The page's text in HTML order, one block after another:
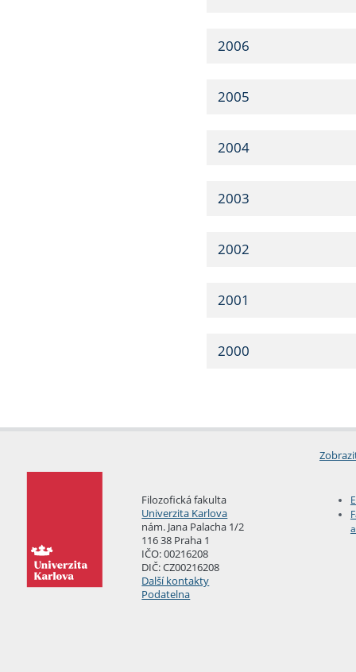
2006
2005
2004
2003
2002
2001
2000
Filozofická fakulta
Univerzita Karlova
nám. Jana Palacha 1/2
116 38 Praha 1
IČO: 00216208
DIČ: CZ00216208
Další kontakty
Podatelna